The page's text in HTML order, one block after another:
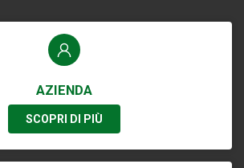
AZIENDA
SCOPRI DI PIÙ